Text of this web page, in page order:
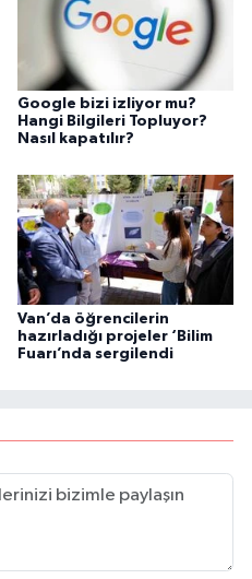
Google bizi izliyor mu?
Hangi Bilgileri Topluyor?
Nasıl kapatılır?
Van’da öğrencilerin
hazırladığı projeler ‘Bilim
Fuarı’nda sergilendi